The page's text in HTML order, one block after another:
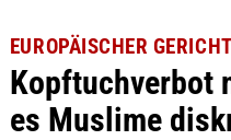
EUROPÄISCHER
Kopftuchverbot
es Muslime